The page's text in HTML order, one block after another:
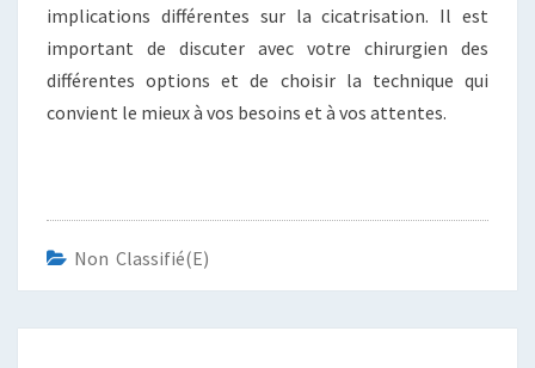
implications différentes sur la cicatrisation. Il est
important de discuter avec votre chirurgien des
différentes options et de choisir la technique qui
convient le mieux à vos besoins et à vos attentes.
Non Classifié(e)